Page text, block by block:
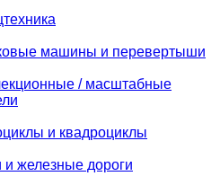
машины и перевертыши
/ масштабные
и квадроциклы
и железные дороги